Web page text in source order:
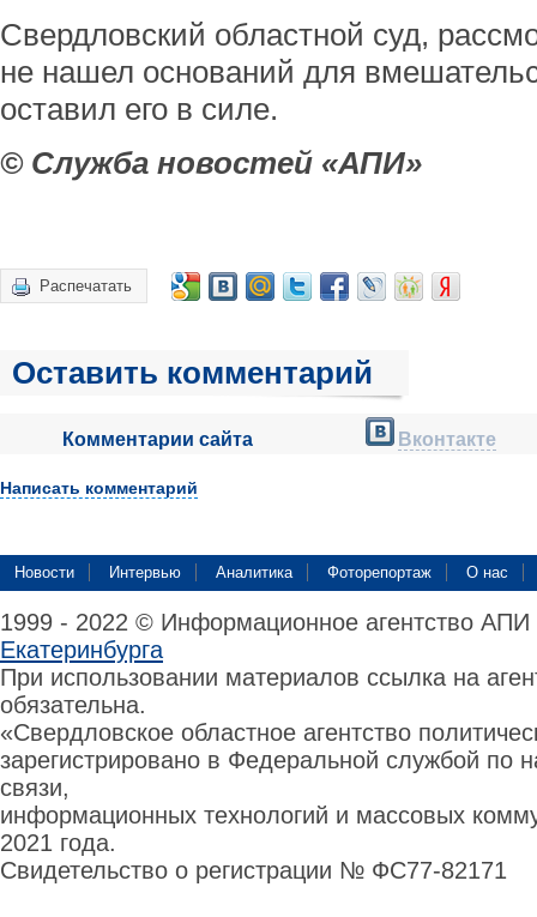
Свердловский областной суд,
не нашел оснований для
оставил его в силе.
© Служба новостей «АПИ»
Распечатать
Оставить комментарий
Комментарии сайта Вконтакте
Написать комментарий
Новости Интервью Аналитика Фоторепортаж О нас
1999 - 2022 © Информационное агентство
Екатеринбурга
При использовании материалов ссылка на
обязательна.
«Свердловское областное агентство
зарегистрировано в Федеральной службой по
связи,
информационных технологий и массовых
2021 года.
Свидетельство о регистрации № ФС77-82171